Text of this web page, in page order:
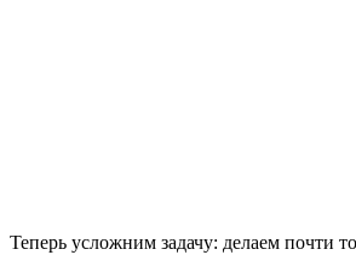
Теперь усложним задачу: делаем почти